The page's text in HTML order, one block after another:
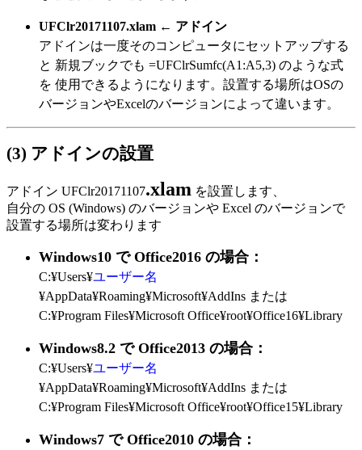
UFClr20171107.xlam ← アドイン
アドインは一度そのコンピュータにセットアップする
と 新規ブックでも =UFClrSumfc(A1:A5,3) のような式
を 使用できるようになります。設置する場所はOSの
バージョンやExcelのバージョンによって違います。
(3) アドインの設置
アドイン UFClr20171107.xlam を設置します、
自分の OS (Windows) のバージョンや Excel のバージョンで
設置する場所は変わります
Windows10 で Office2016 の場合：
C:¥Users¥ユーザー名
¥AppData¥Roaming¥Microsoft¥AddIns または
C:¥Program Files¥Microsoft Office¥root¥Office16¥Library
Windows8.2 で Office2013 の場合：
C:¥Users¥ユーザー名
¥AppData¥Roaming¥Microsoft¥AddIns または
C:¥Program Files¥Microsoft Office¥root¥Office15¥Library
Windows7 で Office2010 の場合：